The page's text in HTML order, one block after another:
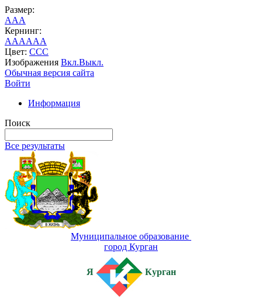
Размер:
AAA
Кернинг:
AAAAAA
Цвет: CCC
Изображения Вкл.Выкл.
Обычная версия сайта
Войти
Информация
Поиск
Все результаты
Муниципальное образование
город Курган
Я Курган